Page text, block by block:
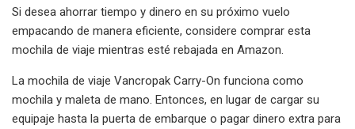
Si desea ahorrar tiempo y dinero en su próximo vuelo
empacando de manera eficiente, considere comprar esta
mochila de viaje mientras esté rebajada en Amazon.
La mochila de viaje Vancropak Carry-On funciona como
mochila y maleta de mano. Entonces, en lugar de cargar su
equipaje hasta la puerta de embarque o pagar dinero extra para